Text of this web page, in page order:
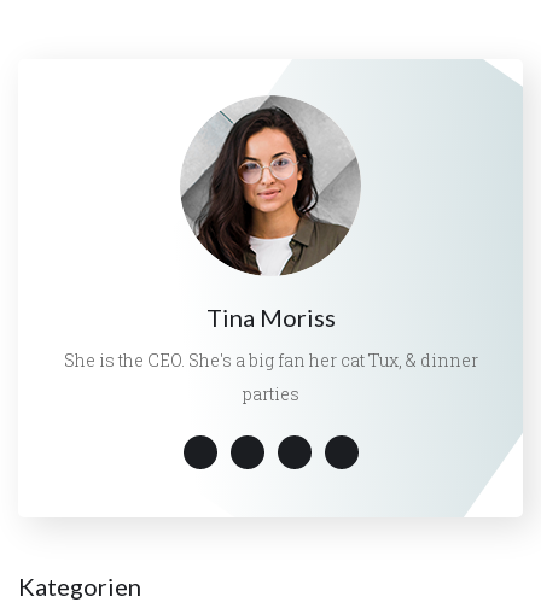
Tina Moriss
She is the CEO. She's a big fan her cat Tux, & dinner
parties
Kategorien